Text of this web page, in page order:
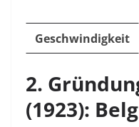
Geschwindigkeit
2.
(1923):